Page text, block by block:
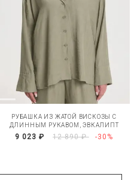
РУБАШКА ИЗ ЖАТОЙ ВИСКОЗЫ С
ДЛИННЫМ РУКАВОМ, ЭВКАЛИПТ
9 023 ₽ 12 890 ₽ -30%